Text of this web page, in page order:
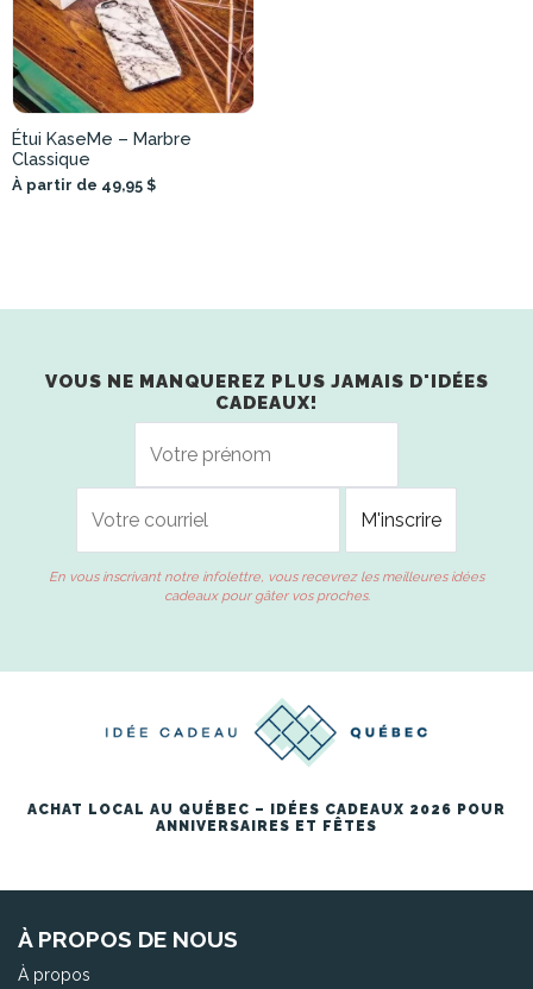
Étui KaseMe – Marbre
Classique
À partir de 49,95 $
VOUS NE MANQUEREZ PLUS JAMAIS D'IDÉES
CADEAUX!
En vous inscrivant notre infolettre, vous recevrez les meilleures idées
cadeaux pour gâter vos proches.
ACHAT LOCAL AU QUÉBEC – IDÉES CADEAUX 2026 POUR
ANNIVERSAIRES ET FÊTES
À PROPOS DE NOUS
À propos